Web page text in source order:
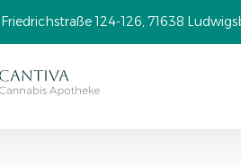
124-126, 71638